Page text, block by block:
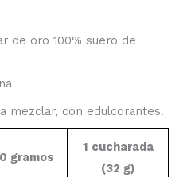
de oro 100% suero de
mezclar, con edulcorantes.
gramos
1 cucharada
(32 g)